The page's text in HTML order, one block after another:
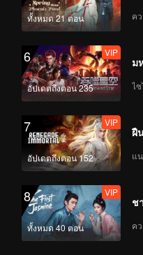
ทั้งหมด 21 ตอน ค
6
อัปเดตถึงตอน 235
VIP
ม
ไ
7
อัปเดตถึงตอน 152
VIP
ฝื
แ
8
ทั้งหมด 40 ตอน
VIP
ช
ค